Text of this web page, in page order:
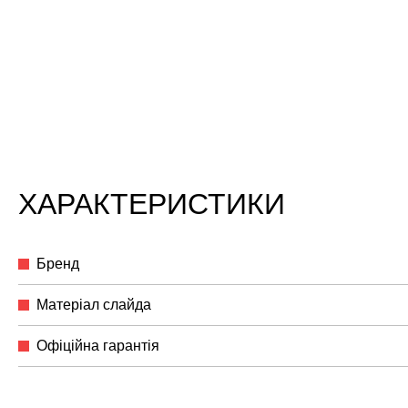
ХАРАКТЕРИСТИКИ
Бренд
Матеріал слайда
Офіційна гарантія